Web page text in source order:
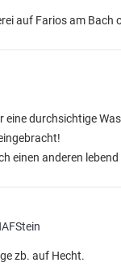
auf Farios am Bach
eine durchsichtige
einen anderen
zb. auf Hecht.